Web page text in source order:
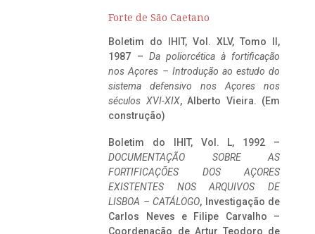
Forte de São Caetano
Boletim do IHIT, Vol. XLV, Tomo II,
1987 – Da poliorcética à fortificação
nos Açores – Introdução ao estudo do
sistema defensivo nos Açores nos
séculos XVI-XIX, Alberto Vieira. (Em
construção)
Boletim do IHIT, Vol. L, 1992 –
DOCUMENTAÇÃO SOBRE AS
FORTIFICAÇÕES DOS AÇORES
EXISTENTES NOS ARQUIVOS DE
LISBOA – CATÁLOGO, Investigação de
Carlos Neves e Filipe Carvalho –
Coordenação de Artur Teodoro de